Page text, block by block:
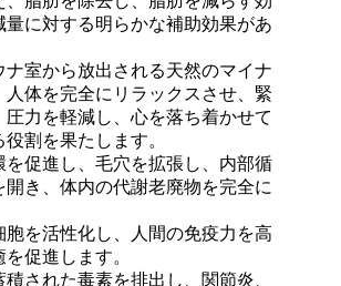
量に対する明らかな補助効果があ
ナ室から放出される天然のマイナ
人体を完全にリラックスさせ、緊
圧力を軽減し、心を落ち着かせて
割を果たします。
を促進し、毛穴を拡張し、内部循
開き、体内の代謝老廃物を完全に
胞を活性化し、人間の免疫力を高
促進します。
された毒素を排出し、関節炎、